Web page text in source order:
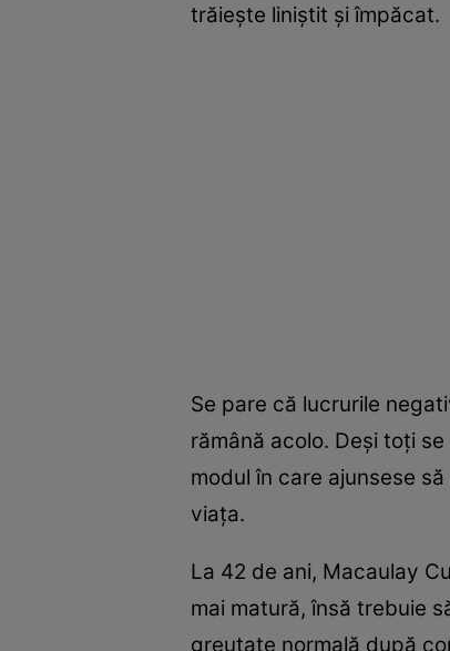
trăiește liniștit și împăcat.
Se pare că lucrurile
rămână acolo. Deși toți
modul în care ajunsese
viața.
La 42 de ani, Macaulay
mai matură, însă trebuie
greutate normală după